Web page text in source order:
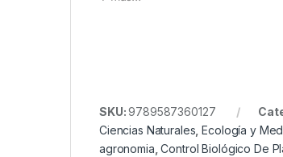
SKU:9789587360127
Ciencias Naturales ,Ecología y
agronomia ,Control Biológico De